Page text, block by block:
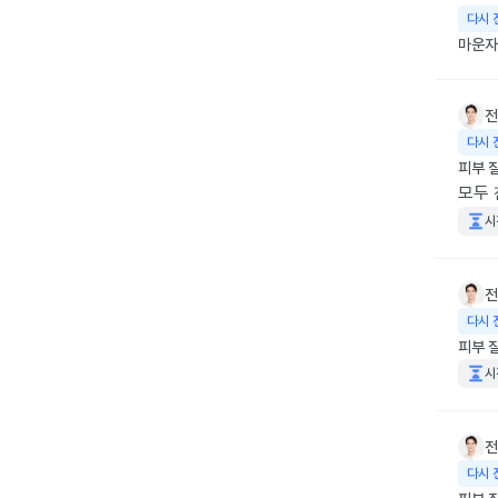
다시
마운
다시
피부
모두
다시
피부
다시